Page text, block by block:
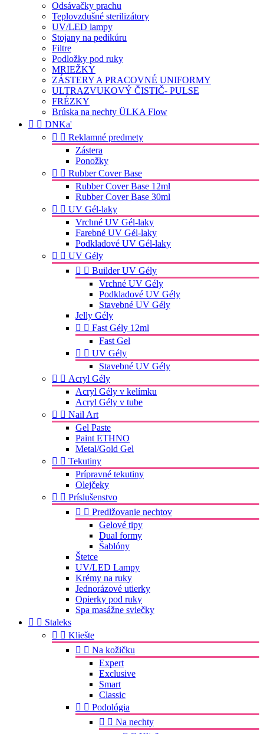
Odsávačky prachu
Teplovzdušné sterilizátory
UV/LED lampy
Stojany na pedikúru
Filtre
Podložky pod ruky
MRIEŽKY
ZÁSTERY A PRACOVNÉ UNIFORMY
ULTRAZVUKOVÝ ČISTIČ- PULSE
FRÉZKY
Brúska na nechty ÜLKA Flow
  DNKa'
  Reklamné predmety
Zástera
Ponožky
  Rubber Cover Base
Rubber Cover Base 12ml
Rubber Cover Base 30ml
  UV Gél-laky
Vrchné UV Gél-laky
Farebné UV Gél-laky
Podkladové UV Gél-laky
  UV Gély
  Builder UV Gély
Vrchné UV Gély
Podkladové UV Gély
Stavebné UV Gély
Jelly Gély
  Fast Gély 12ml
Fast Gel
  UV Gély
Stavebné UV Gély
  Acryl Gély
Acryl Gély v kelímku
Acryl Gély v tube
  Nail Art
Gel Paste
Paint ETHNO
Metal/Gold Gel
  Tekutiny
Prípravné tekutiny
Olejčeky
  Príslušenstvo
  Predlžovanie nechtov
Gelové tipy
Dual formy
Šablóny
Štetce
UV/LED Lampy
Krémy na ruky
Jednorázové utierky
Opierky pod ruky
Spa masážne sviečky
  Staleks
  Kliešte
  Na kožičku
Expert
Exclusive
Smart
Classic
  Podológia
  Na nechty